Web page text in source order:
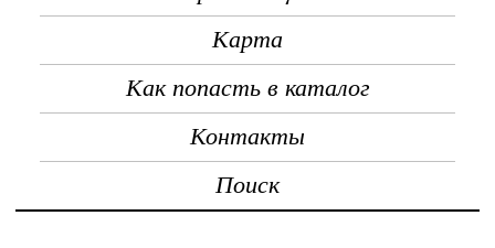
Карта
Как попасть в каталог
Контакты
Поиск